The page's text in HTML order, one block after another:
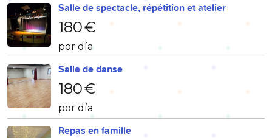
Salle de spectacle, répétition et atelier
180 €
por día
Salle de danse
180 €
por día
Repas en famille